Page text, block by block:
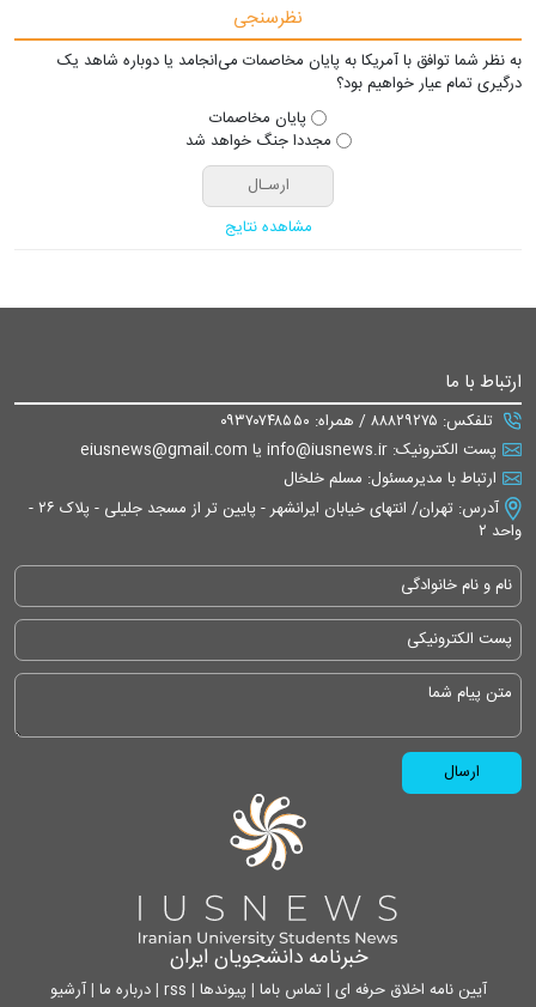
نظرسنجی
به نظر شما توافق با آمریکا به پایان مخاصمات می‌انجامد یا دوباره شاهد یک
درگیری تمام عیار خواهیم بود؟
پایان مخاصمات
مجددا جنگ خواهد شد
مشاهده نتایج
ارتباط با ما
تلفکس: ۸۸۸۲۹۲۷۵ / همراه: ۰۹۳۷۰۷۴۸۵۵۰
پست الکترونیک: info@iusnews.ir یا eiusnews@gmail.com
ارتباط با مدیرمسئول: مسلم خلخال
آدرس: تهران/ انتهای خیابان ایرانشهر - پایین تر از مسجد جلیلی - پلاک ۲۶ -
واحد ۲
خبرنامه دانشجویان ایران
آیین نامه اخلاق حرفه ای | تماس باما | پیوندها |
rss
|درباره ما |آرشیو